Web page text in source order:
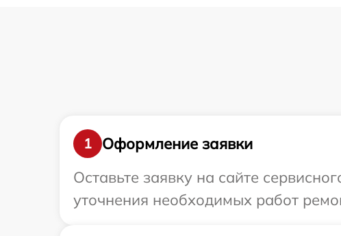
1
Оформление заявки
Оставьте заявку на сайте
уточнения необходимых работ